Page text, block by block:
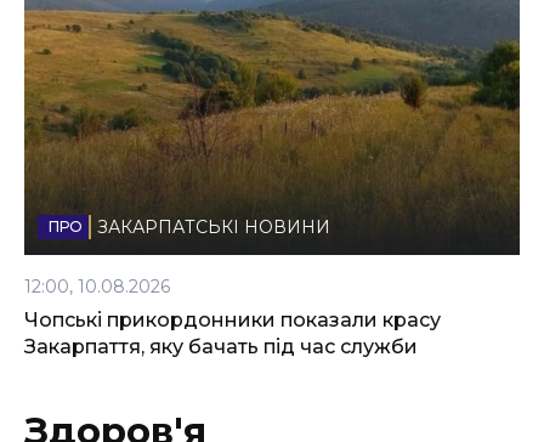
ЗАКАРПАТСЬКІ НОВИНИ
12:00, 10.08.2026
Чопські прикордонники показали красу
Закарпаття, яку бачать під час служби
Здоров'я